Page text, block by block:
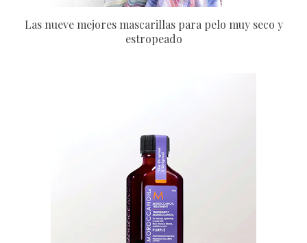
Las nueve mejores mascarillas para pelo muy seco y
estropeado